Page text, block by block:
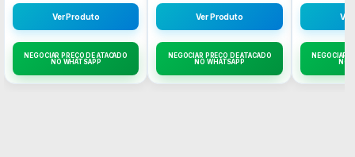
Ver Produto
NEGOCIAR PREÇO DE ATACADO
NO WHATSAPP
Ver Produto
NEGOCIAR PREÇO DE ATACADO
NO WHATSAPP
NEGOCIAR
NO